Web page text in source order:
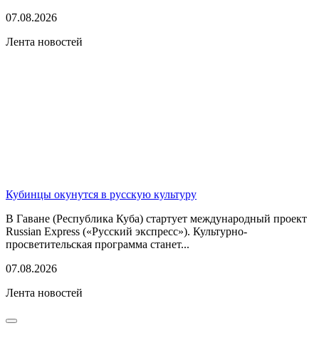
07.08.2026
Лента новостей
Кубинцы окунутся в русскую культуру
В Гаване (Республика Куба) стартует международный проект
Russian Express («Русский экспресс»). Культурно-
просветительская программа станет...
07.08.2026
Лента новостей